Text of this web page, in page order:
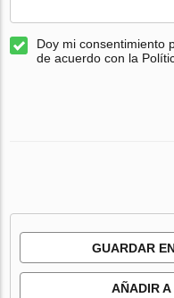
Doy mi consentimiento
de acuerdo con la
GUARDAR
AÑADIR